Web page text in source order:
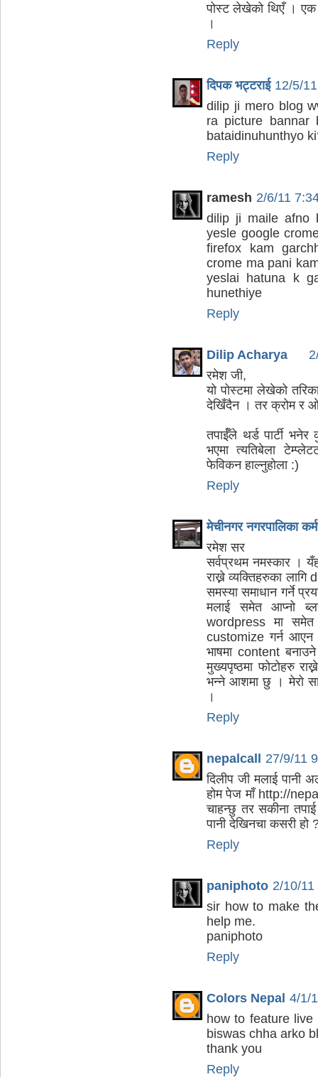
पोस्ट लेखेको थिएँ । एक
।
Reply
दिपक भट्टराई 12/5/
dilip ji mero blog
ra picture bannar
bataidinuhunthyo
Reply
ramesh 2/6/11
dilip ji maile afno
yesle google
firefox kam
crome ma pani
yeslai hatuna k
hunethiye
Reply
Dilip Acharya
रमेश जी,
यो पोस्टमा लेखेको
देखिँदैन । तर क्रोम र
तपाईँले थर्ड पार्टी
भएमा त्यतिबेला
फेविकन हाल्नुहोला :)
Reply
मेचीनगर नगरपालिका
रमेश सर
सर्वप्रथम नमस्कार ।
राख्ने व्यक्तिहरुका
समस्या समाधान गर्ने
मलाई समेत आप्नो
wordpress मा
customize गर्न आएन
भाषमा content
मुख्यपृष्ठमा फोटोहरु
भन्ने आशमा छु । मेरो
।
Reply
nepalcall 27/9/11
दिलीप जी मलाई पानी
होम पेज माँ http://
चाहन्छु तर सकीना
पानी देखिनचा कसरी हो
Reply
paniphoto 2/10/
sir how to make
help me.
paniphoto
Reply
Colors Nepal 4/1/
how to feature
biswas chha arko
thank you
Reply